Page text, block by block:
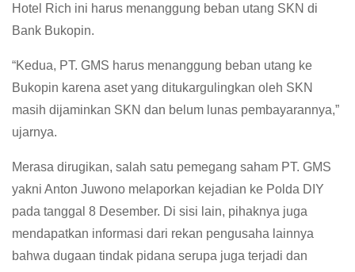
Hotel Rich ini harus menanggung beban utang SKN di
Bank Bukopin.
“Kedua, PT. GMS harus menanggung beban utang ke
Bukopin karena aset yang ditukargulingkan oleh SKN
masih dijaminkan SKN dan belum lunas pembayarannya,”
ujarnya.
Merasa dirugikan, salah satu pemegang saham PT. GMS
yakni Anton Juwono melaporkan kejadian ke Polda DIY
pada tanggal 8 Desember. Di sisi lain, pihaknya juga
mendapatkan informasi dari rekan pengusaha lainnya
bahwa dugaan tindak pidana serupa juga terjadi dan